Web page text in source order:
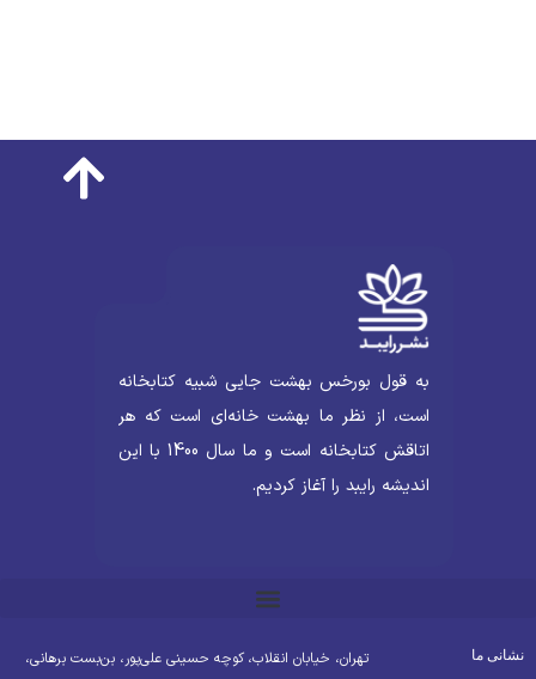
به قول بورخس بهشت جایی شبیه کتابخانه
است، از نظر ما بهشت خانه‌ای است که هر
اتاقش کتابخانه است و ما سال 1400 با این
اندیشه رایبد را آغاز کردیم.
ما تهران، خیابان انقلاب، کوچه حسینی علی‌پور، بن‌بست برهانی،